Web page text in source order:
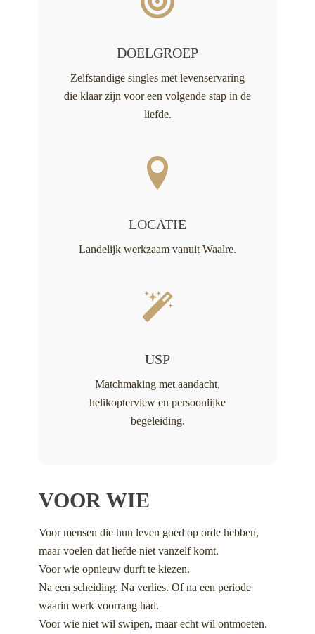
DOELGROEP
Zelfstandige singles met levenservaring
die klaar zijn voor een volgende stap in de
liefde.
LOCATIE
Landelijk werkzaam vanuit Waalre.
USP
Matchmaking met aandacht,
helikopterview en persoonlijke
begeleiding.
VOOR WIE
Voor mensen die hun leven goed op orde hebben,
maar voelen dat liefde niet vanzelf komt.
Voor wie opnieuw durft te kiezen.
Na een scheiding. Na verlies. Of na een periode
waarin werk voorrang had.
Voor wie niet wil swipen, maar echt wil ontmoeten.